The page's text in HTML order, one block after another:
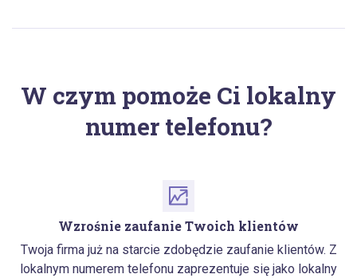
W czym pomoże Ci lokalny
numer telefonu?
Wzrośnie zaufanie Twoich klientów
Twoja firma już na starcie zdobędzie zaufanie klientów. Z
lokalnym numerem telefonu zaprezentuje się jako lokalny